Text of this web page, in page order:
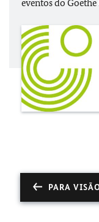
eventos do
PARA